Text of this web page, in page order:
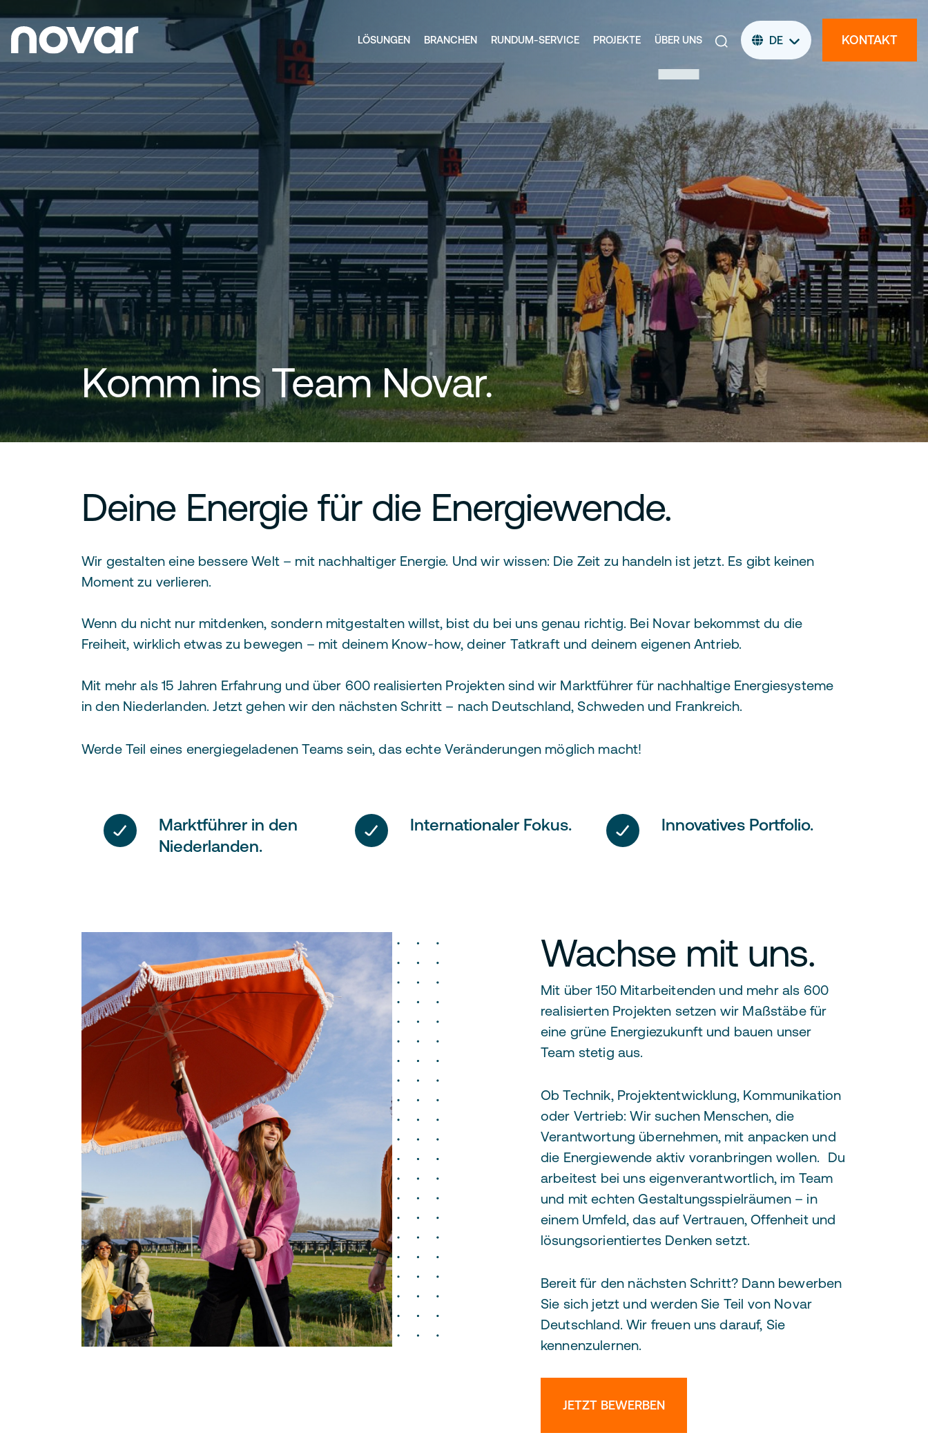
LÖSUNGEN BRANCHEN RUNDUM-SERVICE PROJEKTE ÜBER UNS DE KONTAKT
Komm ins Team Novar.
Deine Energie für die Energiewende.
Wir gestalten eine bessere Welt – mit nachhaltiger Energie. Und wir wissen: Die Zeit zu handeln ist jetzt. Es gibt keinen
Moment zu verlieren.
Wenn du nicht nur mitdenken, sondern mitgestalten willst, bist du bei uns genau richtig. Bei Novar bekommst du die
Freiheit, wirklich etwas zu bewegen – mit deinem Know-how, deiner Tatkraft und deinem eigenen Antrieb.
Mit mehr als 15 Jahren Erfahrung und über 600 realisierten Projekten sind wir Marktführer für nachhaltige Energiesysteme
in den Niederlanden. Jetzt gehen wir den nächsten Schritt – nach Deutschland, Schweden und Frankreich.
Werde Teil eines energiegeladenen Teams sein, das echte Veränderungen möglich macht!
Marktführer in den
Niederlanden.
Internationaler Fokus. Innovatives Portfolio.
Wachse mit uns.
Mit über 150 Mitarbeitenden und mehr als 600
realisierten Projekten setzen wir Maßstäbe für
eine grüne Energiezukunft und bauen unser
Team stetig aus.
Ob Technik, Projektentwicklung, Kommunikation
oder Vertrieb: Wir suchen Menschen, die
Verantwortung übernehmen, mit anpacken und
die Energiewende aktiv voranbringen wollen. Du
arbeitest bei uns eigenverantwortlich, im Team
und mit echten Gestaltungsspielräumen – in
einem Umfeld, das auf Vertrauen, Offenheit und
lösungsorientiertes Denken setzt.
Bereit für den nächsten Schritt? Dann bewerben
Sie sich jetzt und werden Sie Teil von Novar
Deutschland. Wir freuen uns darauf, Sie
kennenzulernen.
JETZT BEWERBEN